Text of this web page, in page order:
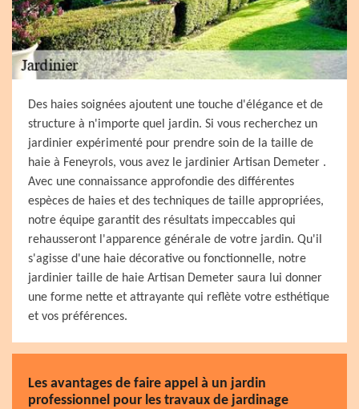
Des haies soignées ajoutent une touche d'élégance et de
structure à n'importe quel jardin. Si vous recherchez un
jardinier expérimenté pour prendre soin de la taille de
haie à Feneyrols, vous avez le jardinier Artisan Demeter .
Avec une connaissance approfondie des différentes
espèces de haies et des techniques de taille appropriées,
notre équipe garantit des résultats impeccables qui
rehausseront l'apparence générale de votre jardin. Qu'il
s'agisse d'une haie décorative ou fonctionnelle, notre
jardinier taille de haie Artisan Demeter saura lui donner
une forme nette et attrayante qui reflète votre esthétique
et vos préférences.
Les avantages de faire appel à un jardin
professionnel pour les travaux de jardinage